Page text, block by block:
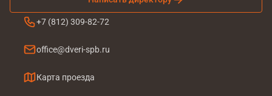
+7 (812) 309-82-72
office@dveri-spb.ru
Карта проезда